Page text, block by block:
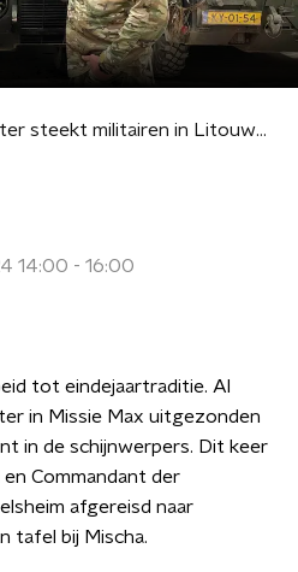
Jan Slagter steekt militairen in Litouwen hart onder de riem in Missie MAX
14:00 - 16:00
tot eindejaartraditie. Al
in Missie Max uitgezonden
in de schijnwerpers. Dit keer
Commandant der
afgereisd naar
tafel bij Mischa.